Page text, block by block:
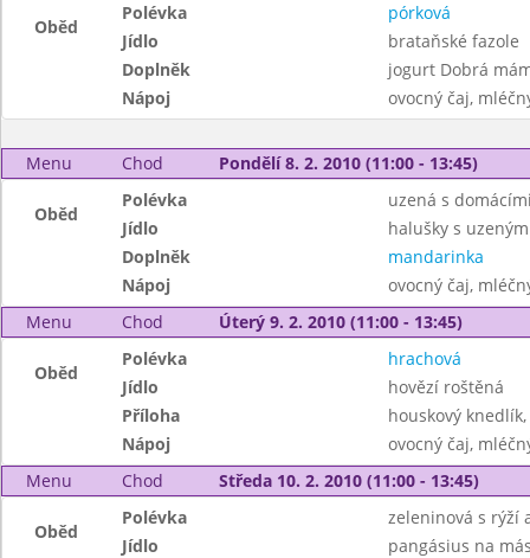
Oběd
Polévka
pórková
Jídlo
brataňské fazole
Doplněk
jogurt Dobrá
Nápoj
ovocný čaj,
Menu Chod Pondělí 8. 2. 2010 (11:00 - 13:45)
Oběd
Polévka
uzená s
Jídlo
halušky s
Doplněk
mandarinka
Nápoj
ovocný čaj,
Menu
Chod Úterý 9. 2. 2010 (11:00 - 13:45)
Oběd
Polévka
hrachová
Jídlo
hovězí roštěná
Příloha
houskový
Nápoj
ovocný čaj,
Menu
Chod Středa 10. 2. 2010 (11:00 - 13:45)
Oběd
Polévka
zeleninová s rýží
Jídlo
pangásius na